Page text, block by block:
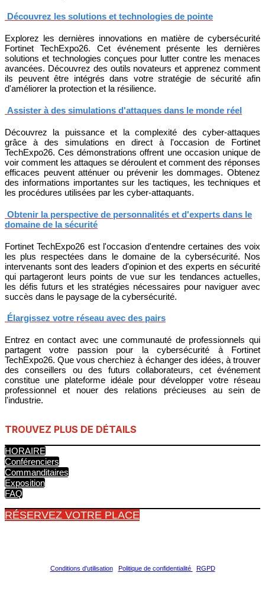
Découvrez les solutions et technologies de pointe
Explorez les dernières innovations en matière de cybersécurité
Fortinet TechExpo26. Cet événement présente les dernières
solutions et technologies conçues pour lutter contre les menaces
avancées. Découvrez des outils novateurs et apprenez comment
ils peuvent être intégrés dans votre stratégie de sécurité afin
d'améliorer la protection et la résilience.
Assister à des simulations d'attaques dans le monde réel
Découvrez la puissance et la complexité des cyber-attaques
grâce à des simulations en direct à l'occasion de Fortinet
TechExpo26. Ces démonstrations offrent une occasion unique de
voir comment les attaques se déroulent et comment des réponses
efficaces peuvent atténuer ou prévenir les dommages. Obtenez
des informations importantes sur les tactiques, les techniques et
les procédures utilisées par les cyber-attaquants.
Obtenir la perspective de personnalités et d'experts dans le
domaine de la sécurité
Fortinet TechExpo26 est l'occasion d'entendre certaines des voix
les plus respectées dans le domaine de la cybersécurité. Nos
intervenants sont des leaders d'opinion et des experts en sécurité
qui partageront leurs points de vue sur les tendances actuelles,
les défis futurs et les stratégies nécessaires pour naviguer avec
succès dans le paysage de la cybersécurité.
Élargissez votre réseau avec des pairs
Entrez en contact avec une communauté de professionnels qui
partagent votre passion pour la cybersécurité à Fortinet
TechExpo26. Que vous cherchiez à échanger des idées, à trouver
des conseillers ou des futurs collaborateurs, cet événement
constitue une plateforme idéale pour développer votre réseau
professionnel et nouer des relations précieuses au sein de
l'industrie.
TROUVEZ PLUS DE DÉTAILS
HORAIRE
Conférenciers
Commanditaires
Exposition
FAQ
RÉSERVEZ VOTRE PLACE
Conditions d'utilisation| Politique de confidentialité RGPD